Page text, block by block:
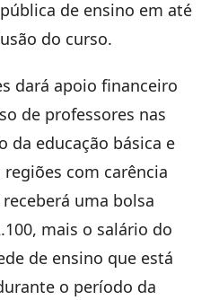
de ensino em até
do curso.
dará apoio financeiro
de professores nas
da educação básica e
com carência
uma bolsa
mais o salário do
de ensino que está
o período da